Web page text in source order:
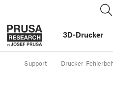
3D-Drucker
Support Drucker-